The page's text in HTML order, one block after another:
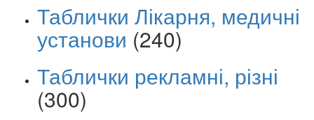
Таблички Лікарня, медичні
установи (240)
Таблички рекламні, різні
(300)